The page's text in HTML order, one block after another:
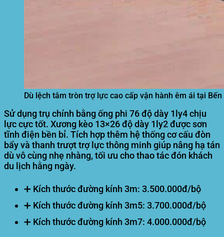
Dù lệch tâm tròn trợ lực cao cấp vận hành êm ái tại Bến
Sử dụng trụ chính bằng ống phi 76 độ dày 1ly4 chịu
lực cực tốt. Xương kèo 13×26 độ dày 1ly2 được sơn
tĩnh điện bền bỉ. Tích hợp thêm hệ thống cơ cấu đòn
bẩy và thanh trượt trợ lực thông minh giúp nâng hạ tán
dù vô cùng nhẹ nhàng, tối ưu cho thao tác đón khách
du lịch hằng ngày.
➕ Kích thước đường kính 3m: 3.500.000đ/bộ
➕ Kích thước đường kính 3m5: 3.700.000đ/bộ
➕ Kích thước đường kính 3m7: 4.000.000đ/bộ